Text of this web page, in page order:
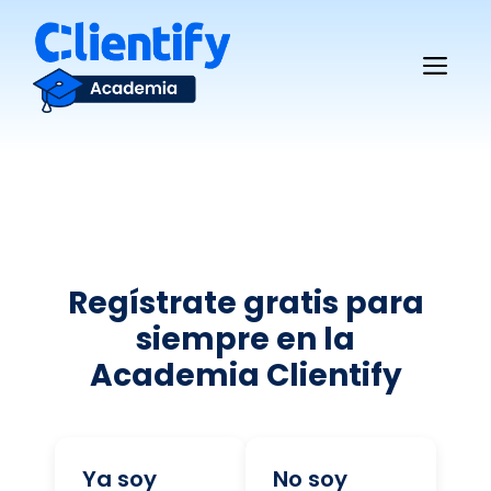
contenido
Regístrate gratis para
siempre en la
Academia Clientify
Ya soy No soy